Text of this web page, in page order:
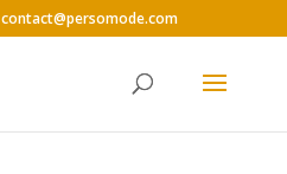
contact@persomode.com